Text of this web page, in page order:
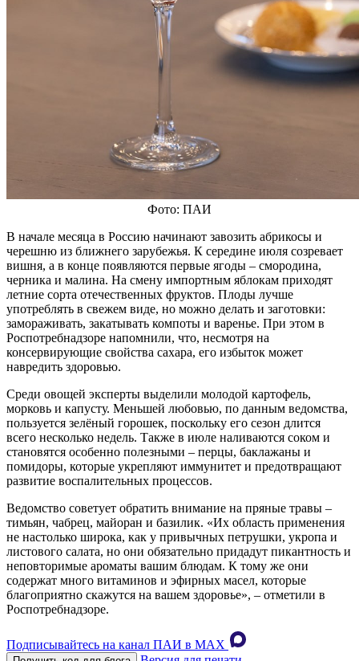
Фото: ПАИ
В начале месяца в Россию начинают завозить абрикосы и
черешню из ближнего зарубежья. К середине июля созревает
вишня, а в конце появляются первые ягоды – смородина,
черника и малина. На смену импортным яблокам приходят
летние сорта отечественных фруктов. Плоды лучше
употреблять в свежем виде, но можно делать и заготовки:
замораживать, закатывать компоты и варенье. При этом в
Роспотребнадзоре напомнили, что, несмотря на
консервирующие свойства сахара, его избыток может
навредить здоровью.
Среди овощей эксперты выделили молодой картофель,
морковь и капусту. Меньшей любовью, по данным ведомства,
пользуется зелёный горошек, поскольку его сезон длится
всего несколько недель. Также в июле наливаются соком и
становятся особенно полезными – перцы, баклажаны и
помидоры, которые укрепляют иммунитет и предотвращают
развитие воспалительных процессов.
Ведомство советует обратить внимание на пряные травы –
тимьян, чабрец, майоран и базилик. «Их область применения
не настолько широка, как у привычных петрушки, укропа и
листового салата, но они обязательно придадут пикантность и
неповторимые ароматы вашим блюдам. К тому же они
содержат много витаминов и эфирных масел, которые
благоприятно скажутся на вашем здоровье», – отметили в
Роспотребнадзоре.
Подписывайтесь на канал ПАИ в MAХ